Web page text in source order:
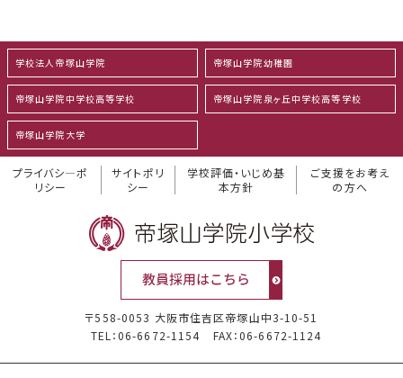
学校法人帝塚山学院 帝塚山学院幼稚園
帝塚山学院中学校高等学校 帝塚山学院泉ヶ丘中学校高等学校
帝塚山学院大学
プライバシ―ポ
リシー
サイトポリ
シー
学校評価・いじめ基
本方針
ご支援をお考え
の方へ
〒558-0053 大阪市住吉区帝塚山中3-10-51
TEL：06-6672-1154
FAX：06-6672-1124